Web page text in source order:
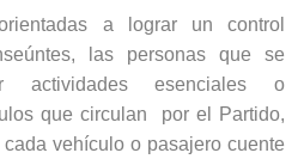
a lograr un control
las personas que se
actividades esenciales o
que circulan por el Partido,
vehículo o pasajero cuente